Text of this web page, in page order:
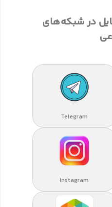
در شبکه‌های
Telegram
Instagram